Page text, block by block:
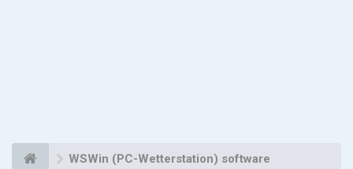
WSWin (PC-Wetterstation) software